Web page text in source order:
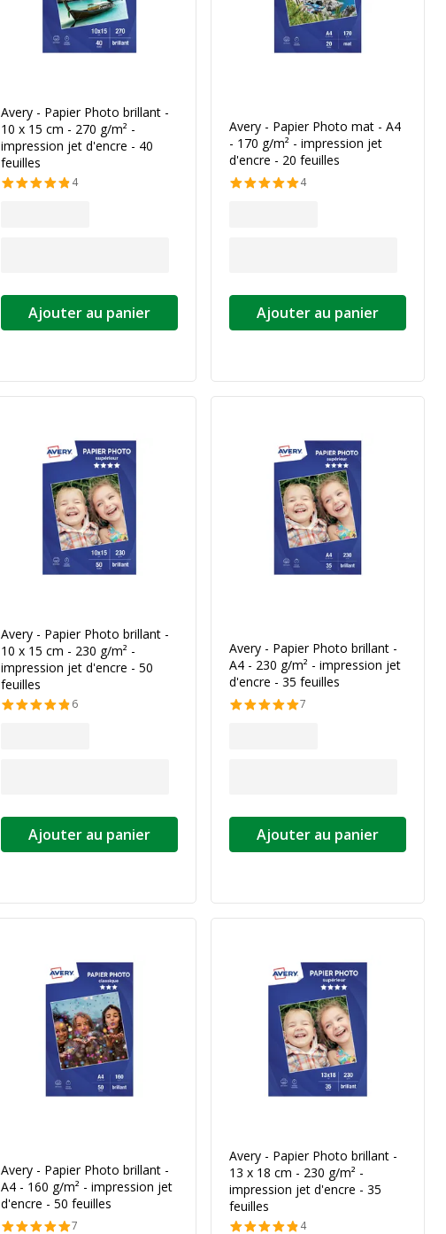
Avery - Papier Photo brillant -
10 x 15 cm - 270 g/m² -
impression jet d'encre - 40
feuilles
4
Ajouter au panier
Avery - Papier Photo mat - A4
- 170 g/m² - impression jet
d'encre - 20 feuilles
4
Ajouter au panier
Avery - Papier Photo brillant -
10 x 15 cm - 230 g/m² -
impression jet d'encre - 50
feuilles
6
Ajouter au panier
Avery - Papier Photo brillant -
A4 - 230 g/m² - impression jet
d'encre - 35 feuilles
7
Ajouter au panier
Avery - Papier Photo brillant -
A4 - 160 g/m² - impression jet
d'encre - 50 feuilles
7
Avery - Papier Photo brillant -
13 x 18 cm - 230 g/m² -
impression jet d'encre - 35
feuilles
4